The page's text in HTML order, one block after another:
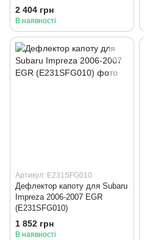
2 404 грн
В наявності
Артикул: E231SFG010
Дефлектор капоту для Subaru
Impreza 2006-2007 EGR
(E231SFG010)
1 852 грн
В наявності